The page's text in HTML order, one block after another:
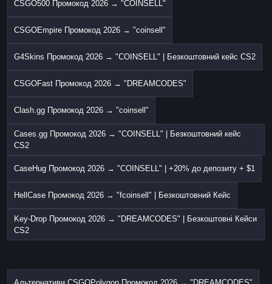
CSGO500 Промокод 2026 → "COINSELL"
CSGOEmpire Промокод 2026 → "coinsell"
G4Skins Промокод 2026 → "COINSELL" | Безкоштовний кейс CS2
CSGOFast Промокод 2026 → "DREAMCODES"
Clash.gg Промокод 2026 → "coinsell"
Cases.gg Промокод 2026 → "COINSELL" | Безкоштовний кейс
CS2
CaseHug Промокод 2026 → "COINSELL" | +20% до депозиту + $1
HellCase Промокод 2026 → "fcoinsell" | Безкоштовний Кейс
Key-Drop Промокод 2026 → "DREAMCODES" | Безкоштовні Кейси
CS2